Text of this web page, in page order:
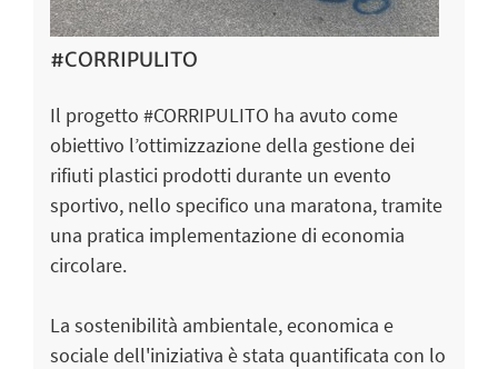
#CORRIPULITO
Il progetto #CORRIPULITO ha avuto come
obiettivo l’ottimizzazione della gestione dei
rifiuti plastici prodotti durante un evento
sportivo, nello specifico una maratona, tramite
una pratica implementazione di economia
circolare.
La sostenibilità ambientale, economica e
sociale dell'iniziativa è stata quantificata con lo